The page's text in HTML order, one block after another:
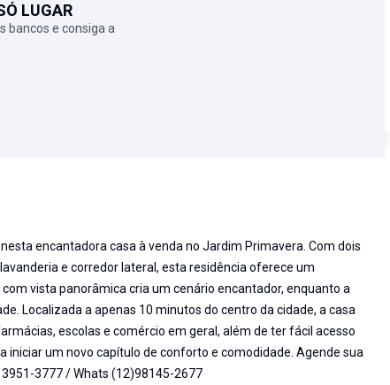
LUGAR
bancos e consiga a
encantadora casa à venda no Jardim Primavera. Com dois
e corredor lateral, esta residência oferece um
vista panorâmica cria um cenário encantador, enquanto a
Localizada a apenas 10 minutos do centro da cidade, a casa
escolas e comércio em geral, além de ter fácil acesso
iniciar um novo capítulo de conforto e comodidade. Agende sua
3777 / Whats (12)98145-2677